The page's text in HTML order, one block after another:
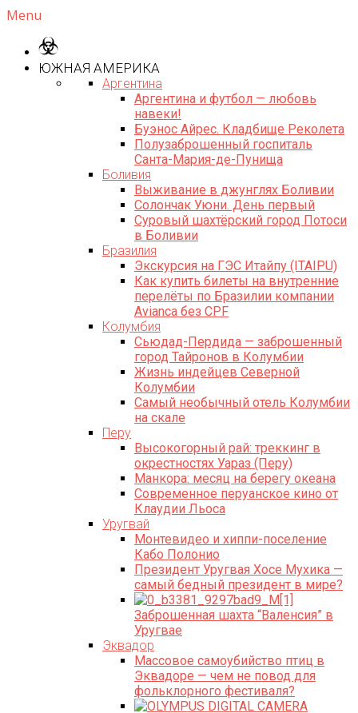
Menu
ЮЖНАЯ АМЕРИКА
Аргентина
Аргентина и футбол — любовь
навеки!
Буэнос Айрес. Кладбище Реколета
Полузаброшенный госпиталь
Санта-Мария-де-Пунища
Боливия
Выживание в джунглях Боливии
Солончак Уюни. День первый
Суровый шахтёрский город Потоси
в Боливии
Бразилия
Экскурсия на ГЭС Итайпу (ITAIPU)
Как купить билеты на внутренние
перелёты по Бразилии компании
Avianca без CPF
Колумбия
Сьюдад-Пердида — заброшенный
город Тайронов в Колумбии
Жизнь индейцев Северной
Колумбии
Самый необычный отель Колумбии
на скале
Перу
Высокогорный рай: треккинг в
окрестностях Уараз (Перу)
Манкора: месяц на берегу океана
Современное перуанское кино от
Клаудии Льоса
Уругвай
Монтевидео и хиппи-поселение
Кабо Полонио
Президент Уругвая Хосе Мухика —
самый бедный президент в мире?
Заброшенная шахта “Валенсия” в
Уругваe
Эквадор
Массовое самоубийство птиц в
Эквадоре — чем не повод для
фольклорного фестиваля?